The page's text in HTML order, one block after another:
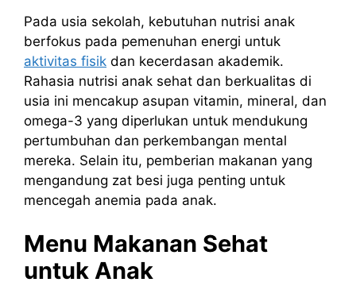
Pada usia sekolah, kebutuhan nutrisi anak
berfokus pada pemenuhan energi untuk
aktivitas fisik dan kecerdasan akademik.
Rahasia nutrisi anak sehat dan berkualitas di
usia ini mencakup asupan vitamin, mineral, dan
omega-3 yang diperlukan untuk mendukung
pertumbuhan dan perkembangan mental
mereka. Selain itu, pemberian makanan yang
mengandung zat besi juga penting untuk
mencegah anemia pada anak.
Menu Makanan Sehat
untuk Anak